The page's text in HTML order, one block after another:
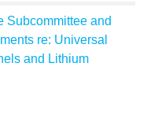
Subcommittee and
re: Universal
and Lithium